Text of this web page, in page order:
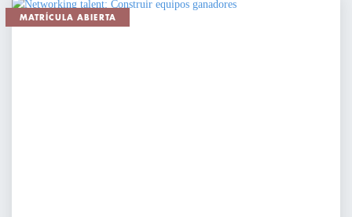
MATRÍCULA ABIERTA